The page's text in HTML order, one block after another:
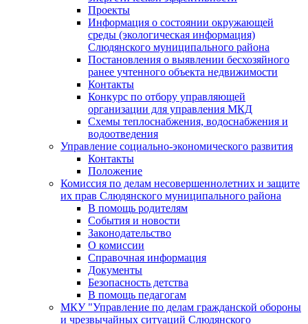
Проекты
Информация о состоянии окружающей
среды (экологическая информация)
Слюдянского муниципального района
Постановления о выявлении бесхозяйного
ранее учтенного объекта недвижимости
Контакты
Конкурс по отбору управляющей
организации для управления МКД
Схемы теплоснабжения, водоснабжения и
водоотведения
Управление социально-экономического развития
Контакты
Положение
Комиссия по делам несовершеннолетних и защите
их прав Слюдянского муниципального района
В помощь родителям
События и новости
Законодательство
О комиссии
Справочная информация
Документы
Безопасность детства
В помощь педагогам
МКУ "Управление по делам гражданской обороны
и чрезвычайных ситуаций Слюдянского